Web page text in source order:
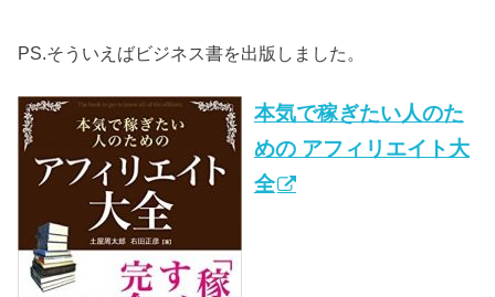
PS.そういえばビジネス書を出版しました。
本気で稼ぎたい人のた
めの アフィリエイト大
全